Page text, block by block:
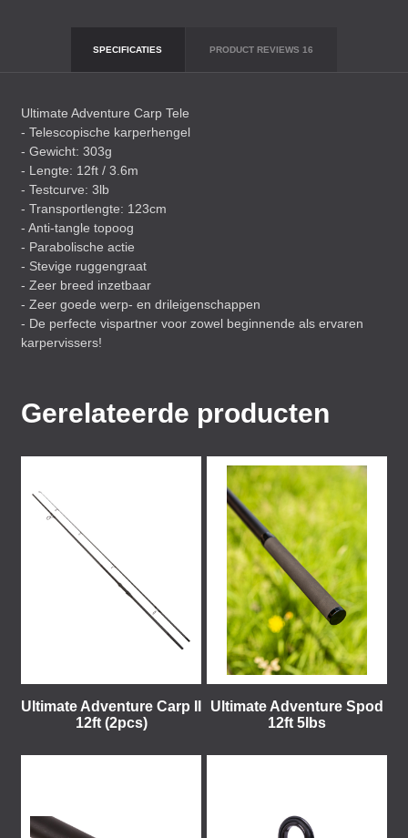
SPECIFICATIES PRODUCT REVIEWS 16
Ultimate Adventure Carp Tele
- Telescopische karperhengel
- Gewicht: 303g
- Lengte: 12ft / 3.6m
- Testcurve: 3lb
- Transportlengte: 123cm
- Anti-tangle topoog
- Parabolische actie
- Stevige ruggengraat
- Zeer breed inzetbaar
- Zeer goede werp- en drileigenschappen
- De perfecte vispartner voor zowel beginnende als ervaren
karpervissers!
Gerelateerde producten
Ultimate Adventure Carp II
12ft (2pcs)
Ultimate Adventure Spod
12ft 5lbs